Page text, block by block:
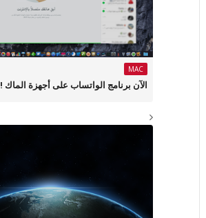
MAC
الآن برنامج الواتساب على أجهزة الماك !